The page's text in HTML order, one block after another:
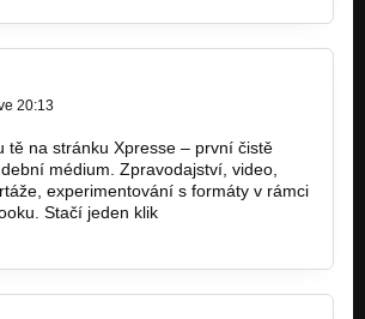
20:13
tě na stránku Xpresse – první čistě
médium. Zpravodajství, video,
experimentování s formáty v rámci
Stačí jeden klik